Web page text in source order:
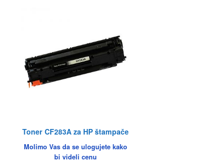
Toner CF283A za HP štampače
Molimo Vas da se ulogujete kako
bi videli cenu